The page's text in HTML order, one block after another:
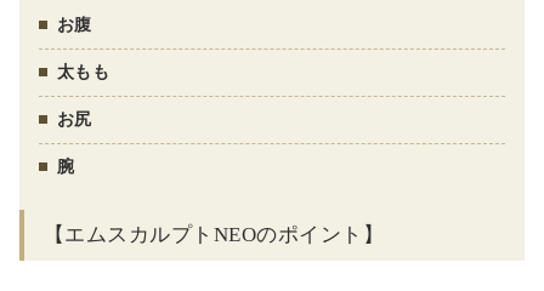
お腹
太もも
お尻
腕
【エムスカルプトNEOのポイント】